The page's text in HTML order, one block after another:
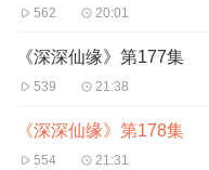
562 20:01
《深深仙缘》第177集
539 21:38
《深深仙缘》第178集
554 21:31